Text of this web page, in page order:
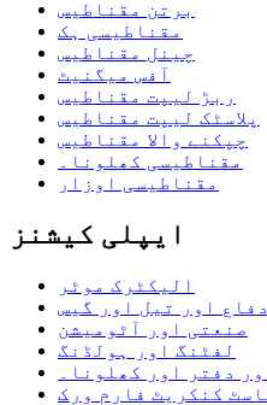
برتن مقناطیس
مقناطیسی ہک
چینل مقناطیس
آفس میگنیٹ
ربڑ لیپت مقناطیس
پلاسٹک لیپت مقناطیس
چپکنے والا مقناطیس
مقناطیسی کھلونا۔
مقناطیسی اوزار
ایپلی کیشنز
الیکٹرک موٹر
دفاع اور تیل اور گیس
صنعتی اور آٹومیشن
لفٹنگ اور ہولڈنگ
دفتر اور کھلونا۔
کنکریٹ فارم ورک